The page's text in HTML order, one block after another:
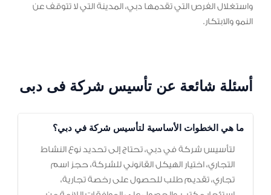
واستغلال الفرص التي تقدمها دبي، المدينة التي لا تتوقف عن
النمو والابتكار.
أسئلة شائعة عن تأسيس شركة فى دبى
ما هي الخطوات الأساسية لتأسيس شركة في دبي؟
لتأسيس شركة في دبي، تحتاج إلى تحديد نوع النشاط
التجاري، اختيار الهيكل القانوني للشركة، حجز اسم
تجاري، تقديم طلب للحصول على رخصة تجارية،